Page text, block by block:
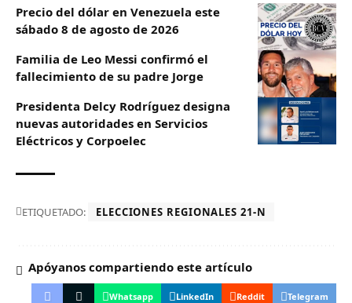
Precio del dólar en Venezuela este
sábado 8 de agosto de 2026
Familia de Leo Messi confirmó el
fallecimiento de su padre Jorge
Presidenta Delcy Rodríguez designa
nuevas autoridades en Servicios
Eléctricos y Corpoelec
ETIQUETADO: ELECCIONES REGIONALES 21-N
Apóyanos compartiendo este artículo
Whatsapp LinkedIn Reddit Telegram